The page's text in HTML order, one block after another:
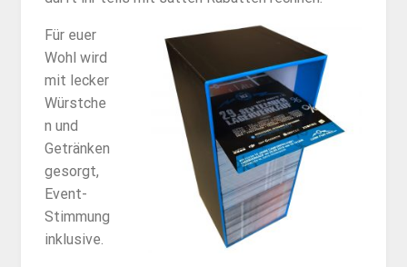
Für euer
Wohl wird
mit lecker
Würstche
n und
Getränken
gesorgt,
Event-
Stimmung
inklusive.